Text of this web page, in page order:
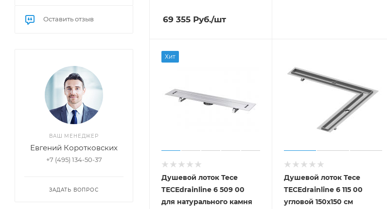
69 355 Руб./шт
Хит
Душевой лоток Tece
TECEdrainline 6 509 00
для натурального камня
Душевой лоток Tece
TECEdrainline 6 115 00
угловой 150х150 см
Оставить отзыв
ВАШ МЕНЕДЖЕР
Евгений Коротковских
+7 (495) 134-50-37
ЗАДАТЬ ВОПРОС